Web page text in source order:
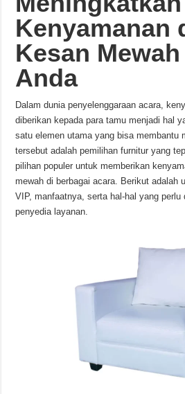
Kenyamanan
Kesan
Anda
Dalam dunia penyelenggaraan acara,
diberikan kepada para tamu menjadi hal
satu elemen utama yang bisa membantu
tersebut adalah pemilihan furnitur yang
pilihan populer untuk memberikan
mewah di berbagai acara. Berikut adalah
VIP, manfaatnya, serta hal-hal yang
penyedia layanan.